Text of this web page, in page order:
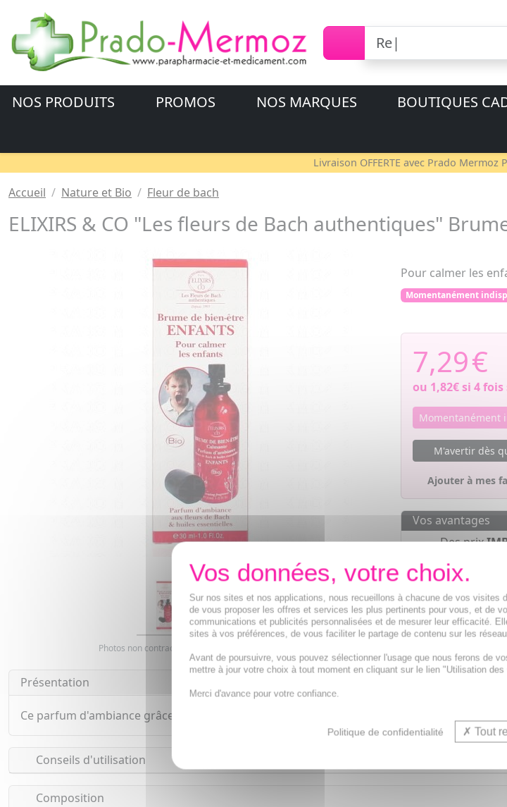
NOS PRODUITS PROMOS NOS MARQUES
BOUTIQUES
Livraison OFFERTE avec Prado Mermoz
Accueil Nature et Bio Fleur de bach
ELIXIRS & CO "Les fleurs de Bach authentiques"
Photos non contractuelles. Copyright digimarquage
Pour calmer les
Momentanément
7,29€
ou 1,82€si 4 fois
Momentanément
M'avertir dès
Ajouter à mes
Vos avantages
Des prix
Paiement en
de 30€
Présentation
Ce parfum d'ambiance grâce à sa formule aux huiles essentielles et aux fleurs de Bach,
Conseils d'utilisation
Composition
Sur nos sites et nos applications, nous recueillons à chacune de vos visites
de vous proposer les offres et services les plus pertinents pour vous, et de
communications et publicités personnalisées et de mesurer leur efficacité.
sites à vos préférences, de vous faciliter le partage de contenu sur les
Avant de poursuivre, vous pouvez sélectionner l'usage que nous ferons de
mettre à jour votre choix à tout moment en cliquant sur le lien "Utilisation
Merci d'avance pour votre confiance.
Politique de confidentialité Tout